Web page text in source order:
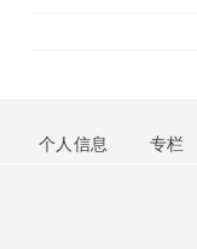
个人信息 专栏